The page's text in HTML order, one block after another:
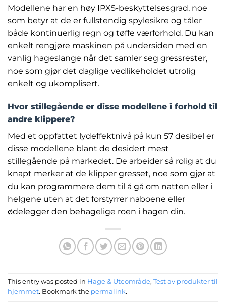
Modellene har en høy IPX5-beskyttelsesgrad, noe
som betyr at de er fullstendig spylesikre og tåler
både kontinuerlig regn og tøffe værforhold. Du kan
enkelt rengjøre maskinen på undersiden med en
vanlig hageslange når det samler seg gressrester,
noe som gjør det daglige vedlikeholdet utrolig
enkelt og ukomplisert.
Hvor stillegående er disse modellene i forhold til
andre klippere?
Med et oppfattet lydeffektnivå på kun 57 desibel er
disse modellene blant de desidert mest
stillegående på markedet. De arbeider så rolig at du
knapt merker at de klipper gresset, noe som gjør at
du kan programmere dem til å gå om natten eller i
helgene uten at det forstyrrer naboene eller
ødelegger den behagelige roen i hagen din.
This entry was posted in Hage & Uteområde, Test av produkter til
hjemmet. Bookmark the permalink.